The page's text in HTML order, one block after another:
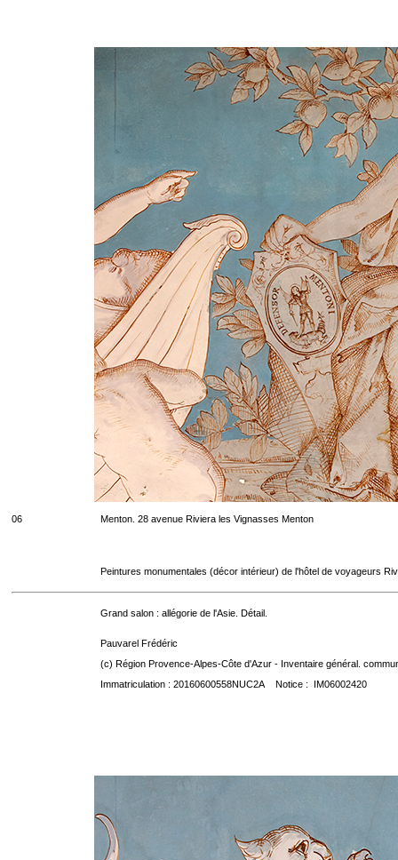
06 Menton. 28 avenue Riviera les Vignasses Menton
Peintures monumentales (décor intérieur) de l'hôtel de voyageurs
Grand salon : allégorie de l'Asie. Détail.
Pauvarel Frédéric
(c) Région Provence-Alpes-Côte d'Azur - Inventaire général.
Immatriculation : 20160600558NUC2A Notice : IM06002420